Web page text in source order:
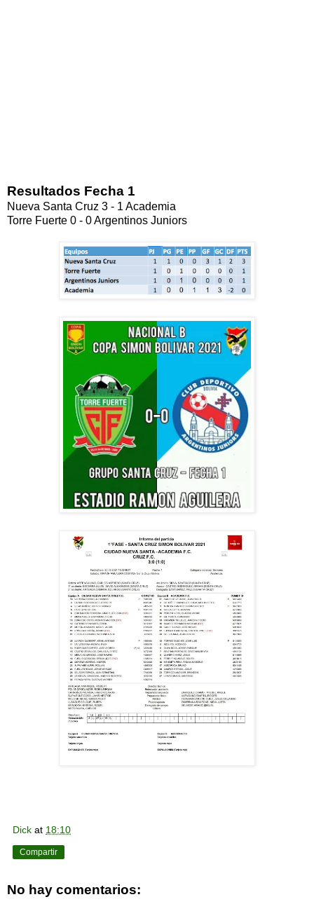
Resultados Fecha 1
Nueva Santa Cruz 3 - 1 Academia
Torre Fuerte 0 - 0 Argentinos Juniors
Dick at 18:10
Compartir
No hay comentarios: